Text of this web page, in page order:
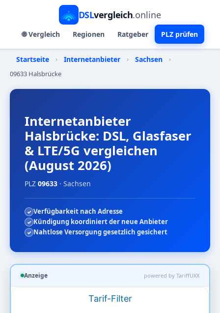
DSLvergleich.online
🌐 Vergleich Regionen Ratgeber PLZ prüfen
Startseite › Internetanbieter › Sachsen
›
09633 Halsbrücke
Internetanbieter
Halsbrücke: DSL, Glasfaser
& LTE/5G vergleichen
(August 2026)
PLZ 09633 · Sachsen
Verfügbarkeit nach Adresse
Kündigung koordiniert der neue Anbieter
Nahtlose Versorgung gesetzlich gesichert
Anzeige powered by TariffUXX